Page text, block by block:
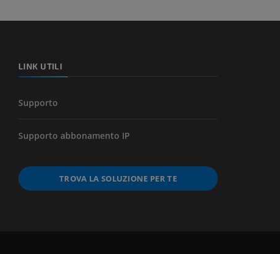
LINK UTILI
Supporto
Supporto abbonamento IP
TROVA LA SOLUZIONE PER TE